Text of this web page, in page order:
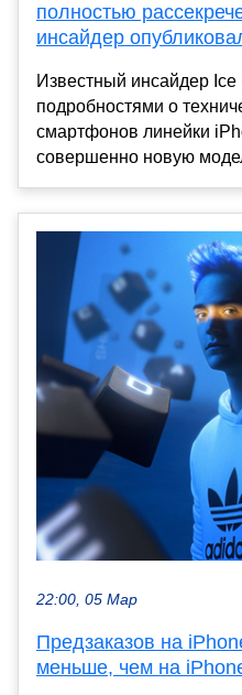
полностью
инсайдер
Известный инсайдер
подробностями о
смартфонов линейки
совершенно новую
22:00, 05 Мар
Предзаказов на
меньше, чем на